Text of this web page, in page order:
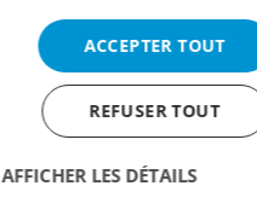
Sama
ACCEPTER TOUT
REFUSER TOUT
AFFICHER LES DÉTAILS